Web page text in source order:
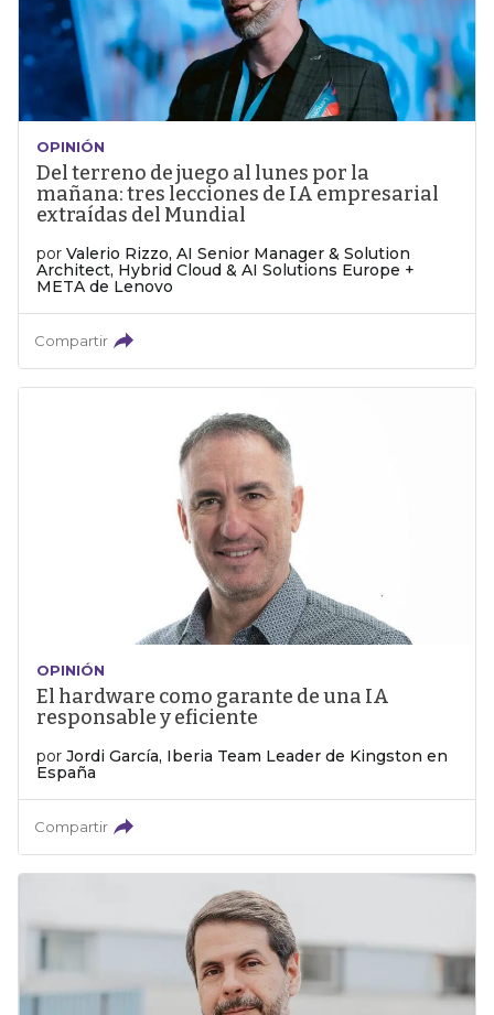
OPINIÓN
Del terreno de juego al lunes por la
mañana: tres lecciones de IA empresarial
extraídas del Mundial
por Valerio Rizzo, AI Senior Manager & Solution
Architect, Hybrid Cloud & AI Solutions Europe +
META de Lenovo
Compartir
OPINIÓN
El hardware como garante de una IA
responsable y eficiente
por Jordi García, Iberia Team Leader de Kingston en
España
Compartir